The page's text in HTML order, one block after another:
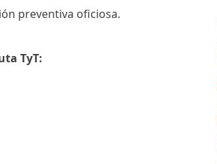
preventiva oficiosa.
TyT: